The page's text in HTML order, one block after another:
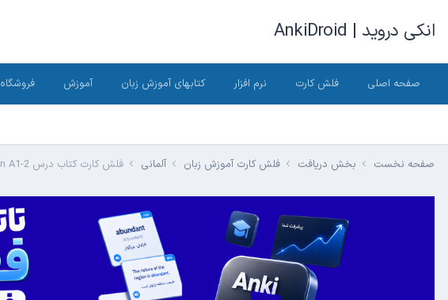
انکی دروید | AnkiDroid
صفحه اصلی فلش کارت نرم افزار کتابهای آموزش زبان آموزش فروشگاه
صفحه نخست بخش دریافت فلش کارت آموزش زبان آلمانی فلش کارت کتاب درس Menschen A1-2